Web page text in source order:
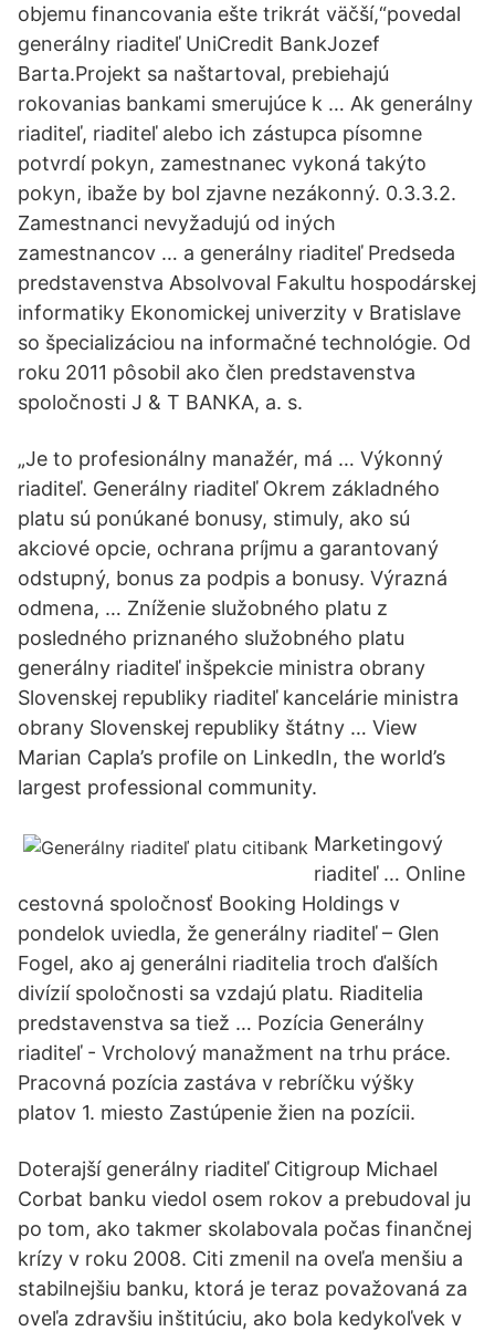
objemu financovania ešte trikrát väčší,“povedal
generálny riaditeľ UniCredit BankJozef
Barta.Projekt sa naštartoval, prebiehajú
rokovanias bankami smerujúce k … Ak generálny
riaditeľ, riaditeľ alebo ich zástupca písomne
potvrdí pokyn, zamestnanec vykoná takýto
pokyn, ibaže by bol zjavne nezákonný. 0.3.3.2.
Zamestnanci nevyžadujú od iných
zamestnancov … a generálny riaditeľ Predseda
predstavenstva Absolvoval Fakultu hospodárskej
informatiky Ekonomickej univerzity v Bratislave
so špecializáciou na informačné technológie. Od
roku 2011 pôsobil ako člen predstavenstva
spoločnosti J & T BANKA, a. s.
„Je to profesionálny manažér, má … Výkonný
riaditeľ. Generálny riaditeľ Okrem základného
platu sú ponúkané bonusy, stimuly, ako sú
akciové opcie, ochrana príjmu a garantovaný
odstupný, bonus za podpis a bonusy. Výrazná
odmena, … Zníženie služobného platu z
posledného priznaného služobného platu
generálny riaditeľ inšpekcie ministra obrany
Slovenskej republiky riaditeľ kancelárie ministra
obrany Slovenskej republiky štátny … View
Marian Capla’s profile on LinkedIn, the world’s
largest professional community.
Marketingový
riaditeľ … Online
cestovná spoločnosť Booking Holdings v
pondelok uviedla, že generálny riaditeľ – Glen
Fogel, ako aj generálni riaditelia troch ďalších
divízií spoločnosti sa vzdajú platu. Riaditelia
predstavenstva sa tiež … Pozícia Generálny
riaditeľ - Vrcholový manažment na trhu práce.
Pracovná pozícia zastáva v rebríčku výšky
platov 1. miesto Zastúpenie žien na pozícii.
Doterajší generálny riaditeľ Citigroup Michael
Corbat banku viedol osem rokov a prebudoval ju
po tom, ako takmer skolabovala počas finančnej
krízy v roku 2008. Citi zmenil na oveľa menšiu a
stabilnejšiu banku, ktorá je teraz považovaná za
oveľa zdravšiu inštitúciu, ako bola kedykoľvek v